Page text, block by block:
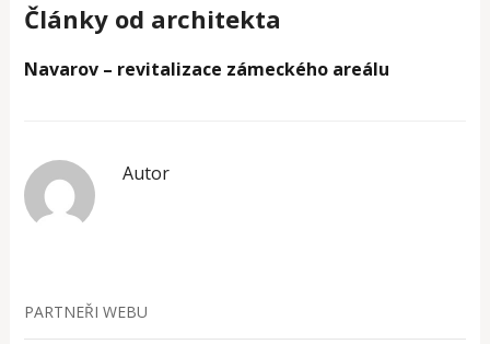
Články od architekta
Navarov – revitalizace zámeckého areálu
Autor
PARTNEŘI WEBU